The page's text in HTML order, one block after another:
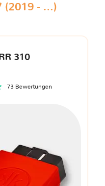
(2019 - ...)
310
73 Bewertungen